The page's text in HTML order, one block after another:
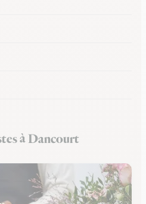
à Dancourt